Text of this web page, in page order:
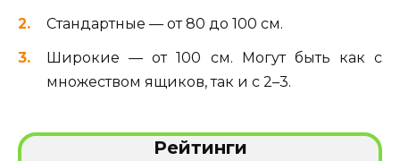
Стандартные — от 80 до 100 см.
Широкие — от 100 см. Могут быть как с
множеством ящиков, так и с 2–3.
Рейтинги